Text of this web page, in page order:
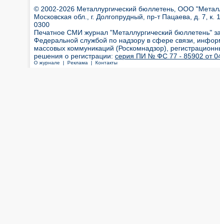
© 2002-2026 Металлургический бюллетень, ООО
Московская обл., г. Долгопрудный, пр-т Пацаева, д. 7,
0300
Печатное СМИ журнал "Металлургический бюллетень"
Федеральной службой по надзору в сфере связи,
массовых коммуникаций (Роскомнадзор),
решения о регистрации: серия ПИ № ФС 77 - 85902 от 04
О журнале | Реклама | Контакты